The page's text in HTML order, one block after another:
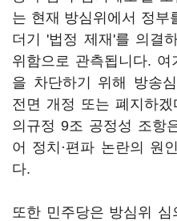
는 현재 방심위에서 정부
더기 '법정 제재'를 의결
위함으로 관측됩니다. 여
을 차단하기 위해 방송
전면 개정 또는 폐지하
의규정 9조 공정성 조항
어 정치·편파 논란의 원
다.
또한 민주당은 방심위